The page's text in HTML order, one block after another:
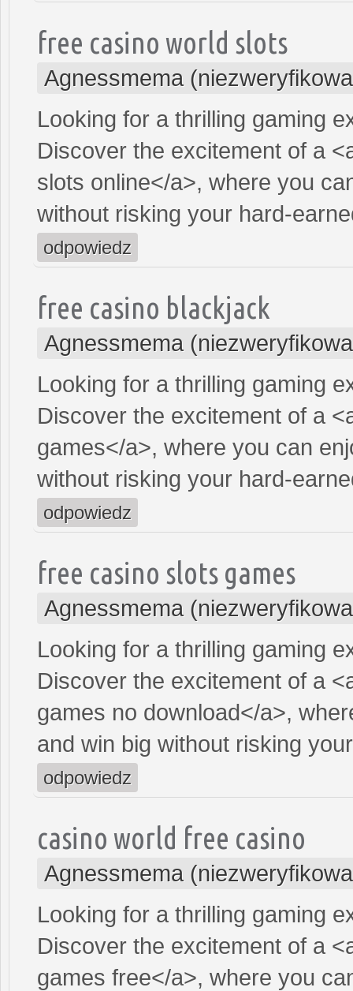
free casino world slots
Agnessmema
Looking for a thrilling gaming
Discover the excitement of a
slots online</a>, where you
without risking your hard-
odpowiedz
free casino blackjack
Agnessmema
Looking for a thrilling gaming
Discover the excitement of a
games</a>, where you can
without risking your hard-
odpowiedz
free casino slots games
Agnessmema
Looking for a thrilling gaming
Discover the excitement of a
games no download</a>,
and win big without risking
odpowiedz
casino world free casino
Agnessmema
Looking for a thrilling gaming
Discover the excitement of a
games free</a>, where you